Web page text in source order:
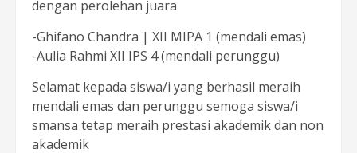
dengan perolehan juara
-Ghifano Chandra | XII MIPA 1 (mendali emas)
-Aulia Rahmi XII IPS 4 (mendali perunggu)
Selamat kepada siswa/i yang berhasil meraih
mendali emas dan perunggu semoga siswa/i
smansa tetap meraih prestasi akademik dan non
akademik